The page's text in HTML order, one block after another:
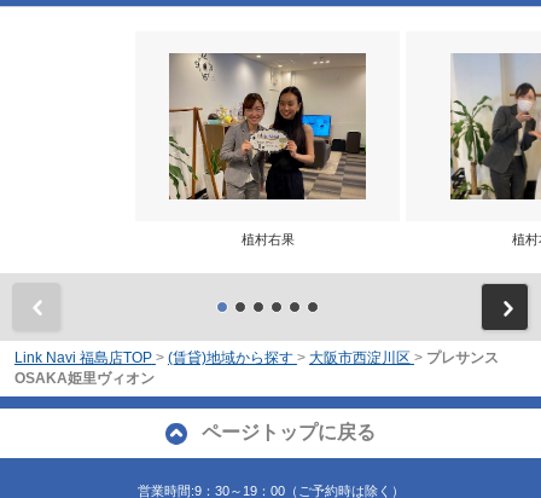
植村右果 植村
Link Navi 福島店TOP > (賃貸)地域から探す > 大阪市西淀川区 > プレサンス
OSAKA姫里ヴィオン
ページトップに戻る
営業時間:9：30～19：00（ご予約時は除く）